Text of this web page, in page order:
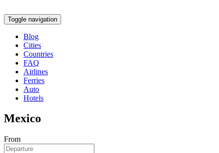
Toggle navigation
Blog
Cities
Countries
FAQ
Airlines
Ferries
Auto
Hotels
Mexico
From